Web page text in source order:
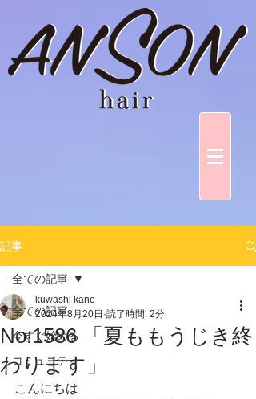
記事
全ての記事
今すぐ始める
コミュニティ
全ての記事
No.1586 「夏ももうじき終
わります」
kuwashi kano
2024年8月20日 読了時間: 2分
こんにちは